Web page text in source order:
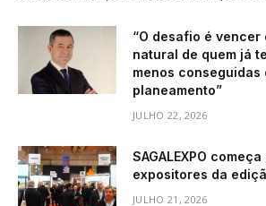
“O desafio é vencer
natural de quem já
menos conseguidas
planeamento”
JULHO 22, 2026
SAGALEXPO
expositores da
JULHO 21, 2026